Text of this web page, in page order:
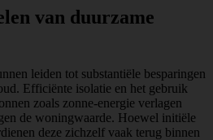
van duurzame
leiden tot substantiële besparingen
Efficiënte isolatie en het gebruik
zoals zonne-energie verlagen
de woningwaarde. Hoewel initiële
deze zichzelf vaak terug binnen